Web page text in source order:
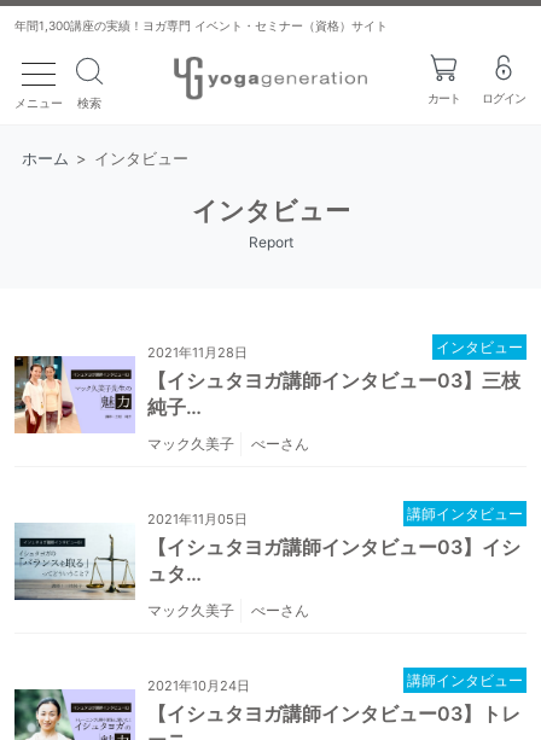
年間1,300講座の実績！ヨガ専門 イベント・セミナー（資格）サイト
toggle navigation
メニュー 検索 カート ログイン
ホーム > インタビュー
インタビュー
Report
2021年11月28日
【イシュタヨガ講師インタビュー03】三枝
純子…
マック久美子 べーさん
インタビュー
2021年11月05日
【イシュタヨガ講師インタビュー03】イシ
ュタ…
マック久美子 べーさん
講師インタビュー
2021年10月24日
【イシュタヨガ講師インタビュー03】トレ
講師インタビュー